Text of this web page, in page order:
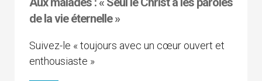
de la vie éternelle »
Suivez-le « toujours avec un cœur ouvert et
enthousiaste »